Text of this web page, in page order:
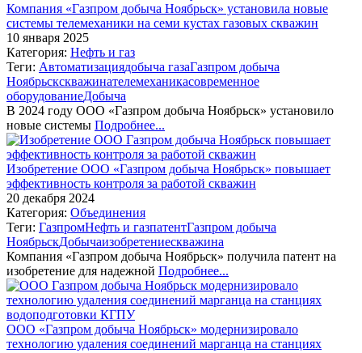
Компания «Газпром добыча Ноябрьск» установила новые
системы телемеханики на семи кустах газовых скважин
10 января 2025
Категория: Нефть и газ
Теги: Автоматизациядобыча газаГазпром добыча
Ноябрьскскважинателемеханикасовременное
оборудованиеДобыча
В 2024 году ООО «Газпром добыча Ноябрьск» установило
новые системы Подробнее...
Изобретение ООО «Газпром добыча Ноябрьск» повышает
эффективность контроля за работой скважин
20 декабря 2024
Категория: Объединения
Теги: ГазпромНефть и газпатентГазпром добыча
НоябрьскДобычаизобретениескважина
Компания «Газпром добыча Ноябрьск» получила патент на
изобретение для надежной Подробнее...
ООО «Газпром добыча Ноябрьск» модернизировало
технологию удаления соединений марганца на станциях